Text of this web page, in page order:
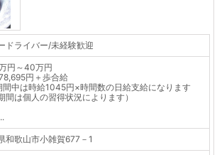
ドライバー/未経験歓迎
円～40万円
円＋歩合給
間中は時給1045円×時間数の日給支給になります
間は個人の習得状況によります）
和歌山市小雑賀677－1